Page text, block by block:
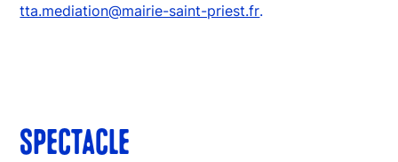
tta.mediation@mairie-saint-priest.fr.
SPECTACLE